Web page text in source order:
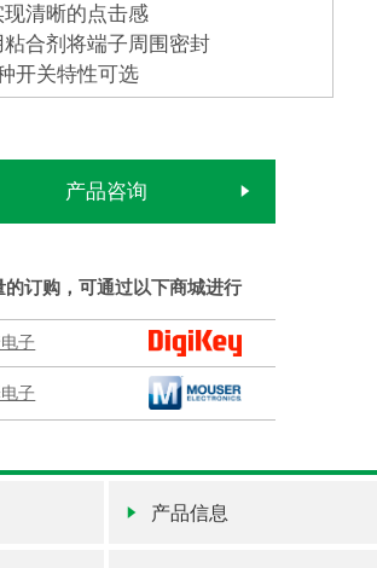
现清晰的点击感
粘合剂将端子周围密封
开关特性可选
产品咨询
的订购，可通过以下商城进行
子
子
产品信息